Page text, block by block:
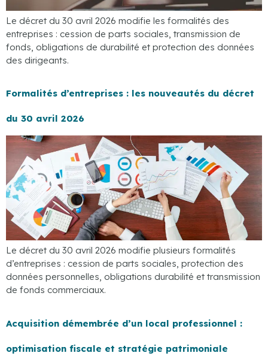
Le décret du 30 avril 2026 modifie les formalités des
entreprises : cession de parts sociales, transmission de
fonds, obligations de durabilité et protection des données
des dirigeants.
Formalités d’entreprises : les nouveautés du décret
du 30 avril 2026
Le décret du 30 avril 2026 modifie plusieurs formalités
d’entreprises : cession de parts sociales, protection des
données personnelles, obligations durabilité et transmission
de fonds commerciaux.
Acquisition démembrée d’un local professionnel :
optimisation fiscale et stratégie patrimoniale